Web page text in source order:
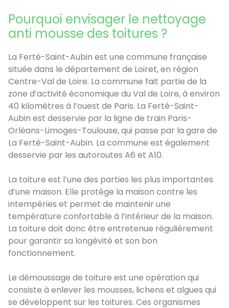
Pourquoi envisager le nettoyage
anti mousse des toitures ?
La Ferté-Saint-Aubin est une commune française
située dans le département de Loiret, en région
Centre-Val de Loire. La commune fait partie de la
zone d’activité économique du Val de Loire, à environ
40 kilomètres à l’ouest de Paris. La Ferté-Saint-
Aubin est desservie par la ligne de train Paris-
Orléans-Limoges-Toulouse, qui passe par la gare de
La Ferté-Saint-Aubin. La commune est également
desservie par les autoroutes A6 et A10.
La toiture est l’une des parties les plus importantes
d’une maison. Elle protège la maison contre les
intempéries et permet de maintenir une
température confortable à l’intérieur de la maison.
La toiture doit donc être entretenue régulièrement
pour garantir sa longévité et son bon
fonctionnement.
Le démoussage de toiture est une opération qui
consiste à enlever les mousses, lichens et algues qui
se développent sur les toitures. Ces organismes